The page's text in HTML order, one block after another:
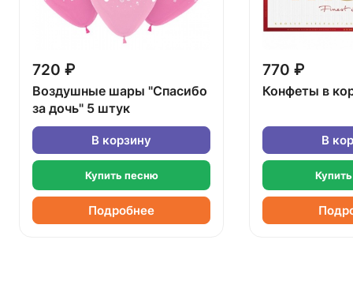
720 ₽
Воздушные шары "Спасибо
за дочь" 5 штук
В корзину
Купить песню
Подробнее
770 ₽
Конфеты в
В